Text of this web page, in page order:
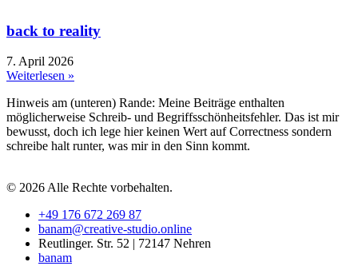
back to reality
7. April 2026
Weiterlesen »
Hinweis am (unteren) Rande: Meine Beiträge enthalten
möglicherweise Schreib- und Begriffsschönheitsfehler. Das ist mir
bewusst, doch ich lege hier keinen Wert auf Correctness sondern
schreibe halt runter, was mir in den Sinn kommt.
© 2026 Alle Rechte vorbehalten.
+49 176 672 269 87
banam@creative-studio.online
Reutlinger. Str. 52 | 72147 Nehren
banam